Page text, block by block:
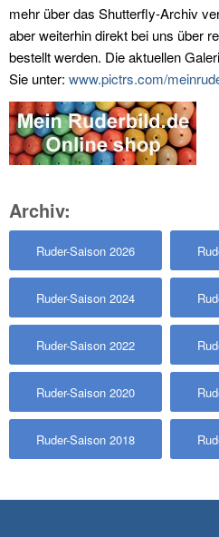
mehr über das Shutterfly-Archiv
aber weiterhin direkt bei uns über
bestellt werden. Die aktuellen
Sie unter: www.pictrs.com/
Archiv:
Ruder-Saison 2026
Ruder-Saison 2024
Ruder-Saison 2022
Ruder-Saison 2020
Ruder-Saison 2018